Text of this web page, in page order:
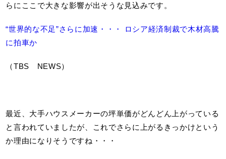
らにここで大きな影響が出そうな見込みです。
“世界的な不足”さらに加速・・・ ロシア経済制裁で木材高騰
に拍車か
（TBS NEWS）
最近、大手ハウスメーカーの坪単価がどんどん上がっている
と言われていましたが、これでさらに上がるきっかけという
か理由になりそうですね・・・